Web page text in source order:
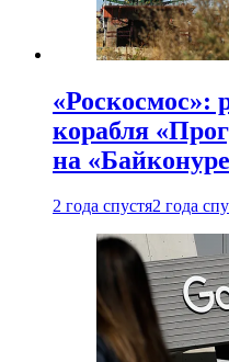
«Роскосмос»:
корабля
на
2 года спустя2 года